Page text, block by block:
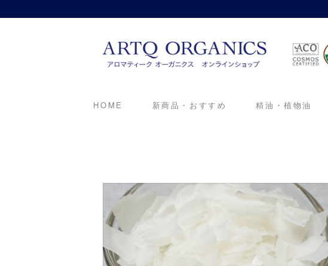
HOME 新商品・おすすめ 精油・植物油